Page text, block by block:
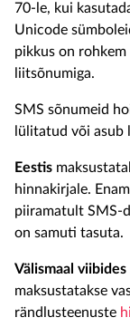
70-le, kui
Unicode
pikkus on
liitsõnumiga.
SMS sõnumeid
lülitatud või asub
Eestis
hinnakirjale.
piiramatult SMS-
on samuti tasuta.
Välismaal viibides
maksustatakse
rändlusteenuste